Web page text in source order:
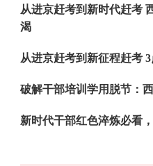
从进京赶考到新时代赶考
渴
从进京赶考到新征程赶考
破解干部培训学用脱节：
新时代干部红色淬炼必看